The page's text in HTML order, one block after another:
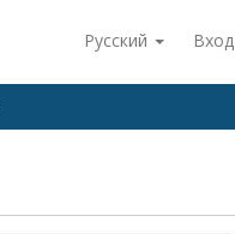
Русский Вход